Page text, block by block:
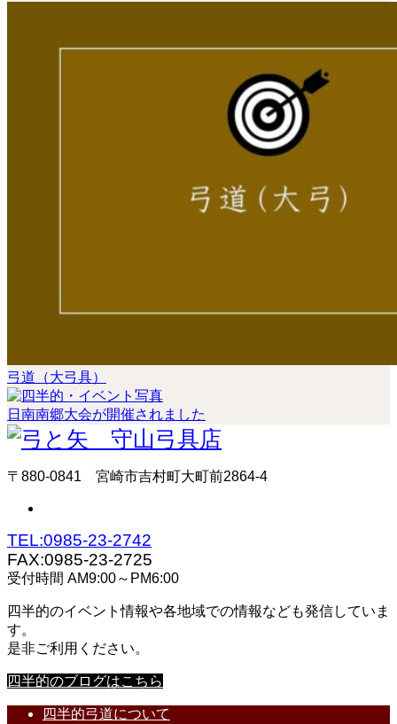
弓道（大弓具）
日南南郷大会が開催されました
〒880-0841 宮崎市吉村町大町前2864-4
TEL:0985-23-2742
FAX:0985-23-2725
受付時間 AM9:00～PM6:00
四半的のイベント情報や各地域での情報なども発信していま
す。
是非ご利用ください。
四半的のブログはこちら
四半的弓道について